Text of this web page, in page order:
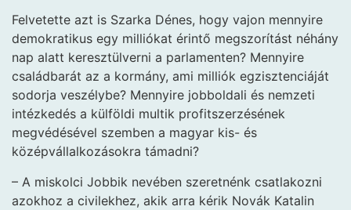
Felvetette azt is Szarka Dénes, hogy vajon mennyire
demokratikus egy milliókat érintő megszorítást néhány
nap alatt keresztülverni a parlamenten? Mennyire
családbarát az a kormány, ami milliók egzisztenciáját
sodorja veszélybe? Mennyire jobboldali és nemzeti
intézkedés a külföldi multik profitszerzésének
megvédésével szemben a magyar kis- és
középvállalkozásokra támadni?
– A miskolci Jobbik nevében szeretnénk csatlakozni
azokhoz a civilekhez, akik arra kérik Novák Katalin